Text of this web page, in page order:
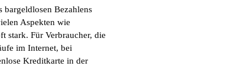
Bezahlens
Aspekten wie
stark. Für Verbraucher, die
im Internet, bei
Kreditkarte in der